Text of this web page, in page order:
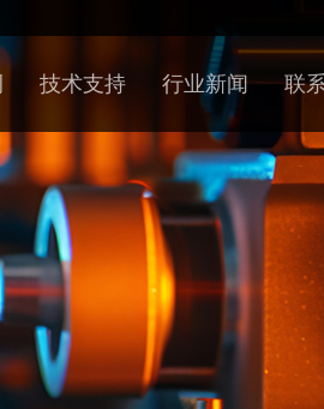
技术支持 行业新闻 联